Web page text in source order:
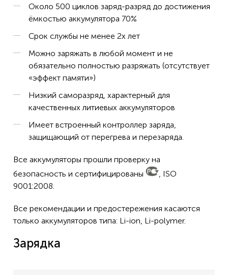
Около 500 циклов заряд-разряд до достижения
ёмкостью аккумулятора 70%
Срок службы не менее 2х лет
Можно заряжать в любой момент и не
обязательно полностью разряжать (отсутствует
«эффект памяти»)
Низкий саморазряд, характерный для
качественных литиевых аккумуляторов
Имеет встроенный контроллер заряда,
защищающий от перегрева и перезаряда.
Все аккумуляторы прошли проверку на
безопасность и сертифицированы
, ISO
9001:2008.
Все рекомендации и предостережения касаются
только аккумуляторов типа: Li-ion, Li-polymer.
Зарядка